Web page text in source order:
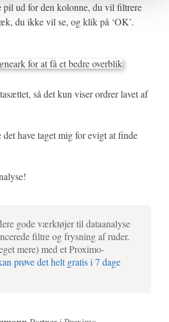
ud for den kolonne, du vil filtrere
du ikke vil se, og klik på ‘OK’.
så det kun viser ordrer lavet af
have taget mig for evigt at finde
gode værktøjer til dataanalyse
filtre og frysning af ruder.
mere) med et Proximo-
prøve det helt gratis i 7 dage